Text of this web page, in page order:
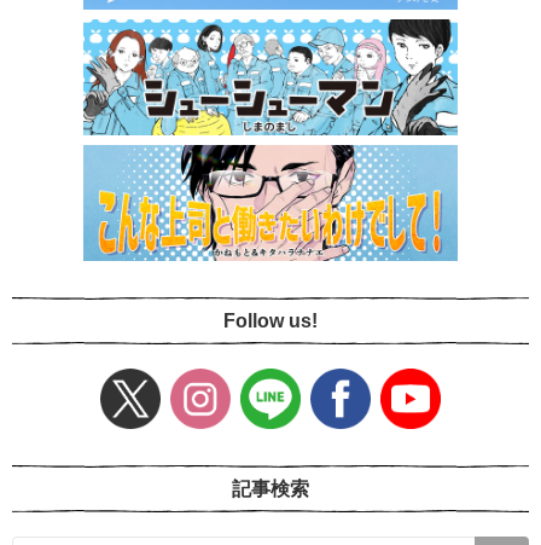
Follow us!
記事検索